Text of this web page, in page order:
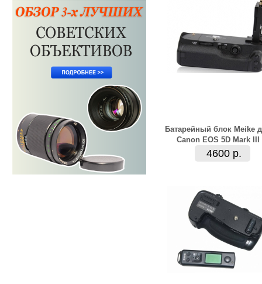
Батарейный блок Meike
Canon EOS 5D Mark III
4600 р.